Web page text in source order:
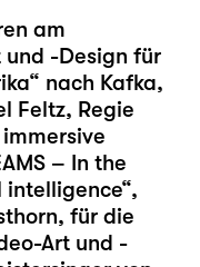
am
und -Design für
nach Kafka,
Feltz, Regie
– In the
für die
Art und -